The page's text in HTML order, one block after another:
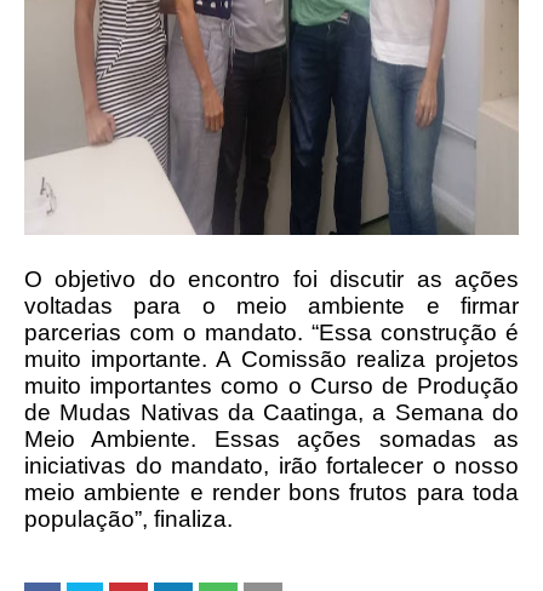
O objetivo do encontro foi discutir as ações
voltadas para o meio ambiente e firmar
parcerias com o mandato. “Essa construção é
muito importante. A Comissão realiza projetos
muito importantes como o Curso de Produção
de Mudas Nativas da Caatinga, a Semana do
Meio Ambiente. Essas ações somadas as
iniciativas do mandato, irão fortalecer o nosso
meio ambiente e render bons frutos para toda
população”, finaliza.